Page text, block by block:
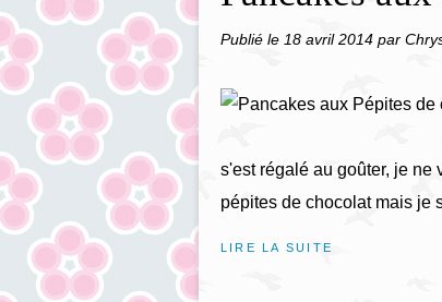
Publié le 18 avril 2014 par
s'est régalé au goûter, je ne
pépites de chocolat mais je
LIRE LA SUITE